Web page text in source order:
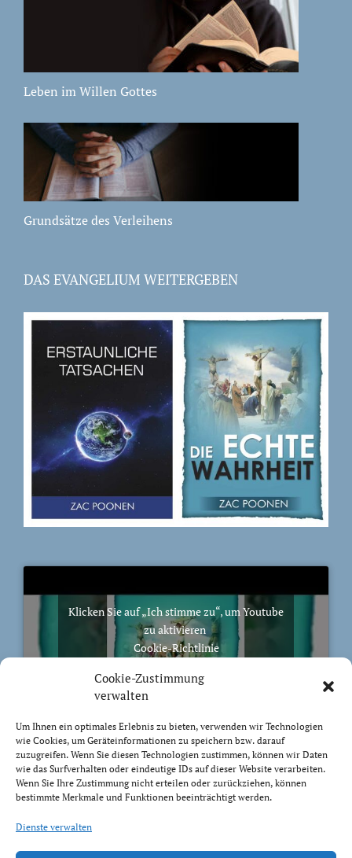
Cookie-Zustimmung
verwalten
Um Ihnen ein optimales Erlebnis zu bieten, verwenden wir Technologien
wie Cookies, um Geräteinformationen zu speichern bzw. darauf
zuzugreifen. Wenn Sie diesen Technologien zustimmen, können wir Daten
wie das Surfverhalten oder eindeutige IDs auf dieser Website verarbeiten.
Wenn Sie Ihre Zustimmung nicht erteilen oder zurückziehen, können
bestimmte Merkmale und Funktionen beeinträchtigt werden.
Dienste verwalten
Leben im Willen Gottes
Grundsätze des Verleihens
DAS EVANGELIUM WEITERGEBEN
Klicken Sie auf „Ich stimme zu“, um Youtube
zu aktivieren
Cookie-Richtlinie
Ich stimme zu
BIBELVERS DES TAGES
und lasst euch nicht wieder das Joch der Knechtschaft
auflegen!